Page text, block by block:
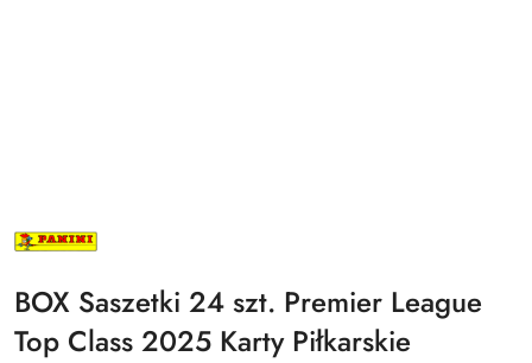
NAZWA
PRODUCENTA:
BOX Saszetki 24 szt. Premier League
Top Class 2025 Karty Piłkarskie